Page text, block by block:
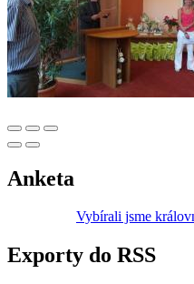
Anketa
Vybírali jsme
Exporty do RSS